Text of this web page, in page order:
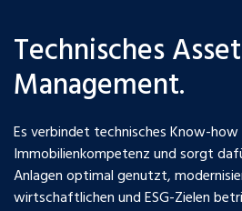
Technisches Asset
Management.
Es verbindet technisches Know-
Immobilienkompetenz und sorgt
Anlagen optimal genutzt,
wirtschaftlichen und ESG-Zielen